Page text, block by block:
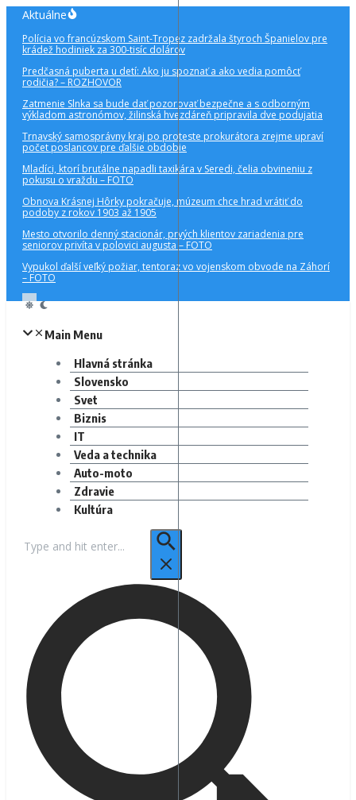
Preskočiť
obsah
Aktuálne
Polícia vo francúzskom Saint-Tropez zadržala štyroch Španielov pre
krádež hodiniek za 300-tisíc dolárov
Predčasná puberta u detí: Ako ju spoznať a ako vedia pomôcť
rodičia? – ROZHOVOR
Zatmenie Slnka sa bude dať pozorovať bezpečne a s odborným
výkladom astronómov, žilinská hvezdáreň pripravila dve podujatia
Trnavský samosprávny kraj po proteste prokurátora zrejme upraví
počet poslancov pre ďalšie obdobie
Mladíci, ktorí brutálne napadli taxikára v Seredi, čelia obvineniu z
pokusu o vraždu – FOTO
Obnova Krásnej Hôrky pokračuje, múzeum chce hrad vrátiť do
podoby z rokov 1903 až 1905
Mesto otvorilo denný stacionár, prvých klientov zariadenia pre
seniorov privíta v polovici augusta – FOTO
Vypukol ďalší veľký požiar, tentoraz vo vojenskom obvode na Záhorí
– FOTO
Main Menu
Hlavná stránka
Slovensko
Svet
Biznis
IT
Veda a technika
Auto-moto
Zdravie
Kultúra